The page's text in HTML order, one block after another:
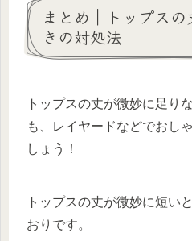
まとめ｜トップス
きの対処法
トップスの丈が微妙に足り
も、レイヤードなどでおし
しょう！
トップスの丈が微妙に短い
おりです。